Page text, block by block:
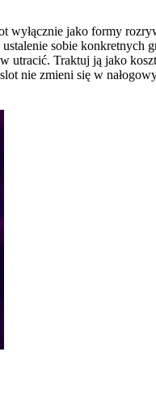
wyłącznie jako formy
sobie konkretnych
utracić. Traktuj ją jako
nie zmieni się w